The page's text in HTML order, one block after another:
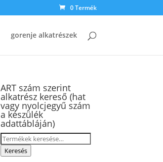
0 Termék
gorenje alkatrészek
ART szám szerint
alkatrész kereső (hat
vagy nyolcjegyű szám
a készülék
adattábláján)
Keresés
a Keresés